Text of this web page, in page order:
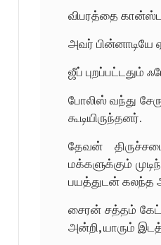
விபரத்தை
அவர்
ஜீப் புறப்பட்டதும்
போலிஸ் வந்து
கூடியிருந்தனர்.
தேவன்
மக்களுக்கும்
பயத்துடன் கலந்த
சைரன் சத்தம்
அன்றி, யாரும்